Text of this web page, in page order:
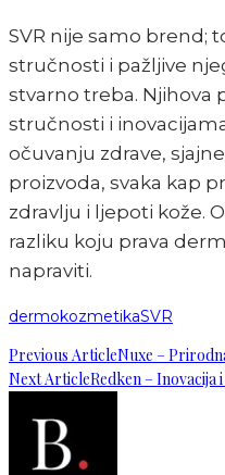
SVR nije samo brend;
stručnosti i pažljive
stvarno treba. Njihova
stručnosti i
očuvanju zdrave,
proizvoda, svaka kap
zdravlju i ljepoti kože.
razliku koju prava
napraviti.
dermokozmetikaSVR
Previous ArticleNuxe –
Next ArticleRedken – Inovacija